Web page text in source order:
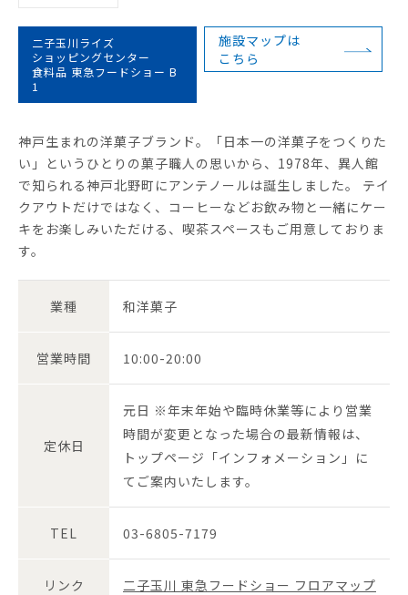
二子玉川ライズ
ショッピングセンター
食料品 東急フードショー B
1
施設マップは
こちら
神戸生まれの洋菓子ブランド。「日本一の洋菓子をつくりた
い」というひとりの菓子職人の思いから、1978年、異人館
で知られる神戸北野町にアンテノールは誕生しました。 テイ
クアウトだけではなく、コーヒーなどお飲み物と一緒にケー
キをお楽しみいただける、喫茶スペースもご用意しておりま
す。
業種 和洋菓子
営業時間 10:00-20:00
定休日
元日 ※年末年始や臨時休業等により営業
時間が変更となった場合の最新情報は、
トップページ「インフォメーション」に
てご案内いたします。
TEL 03-6805-7179
リンク 二子玉川 東急フードショー フロアマップ